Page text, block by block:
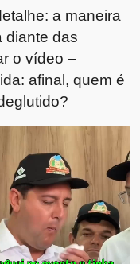
a maneira
diante das
o vídeo –
afinal, quem é